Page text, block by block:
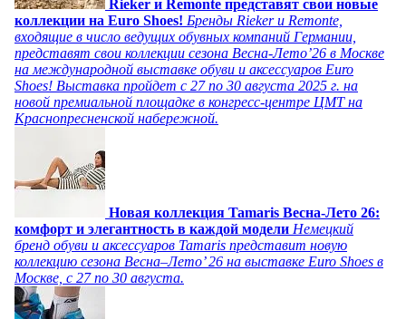
Rieker и Remonte представят свои новые
коллекции на Euro Shoes! Бренды Rieker и Remonte,
входящие в число ведущих обувных компаний Германии,
представят свои коллекции сезона Весна-Лето’26 в Москве
на международной выставке обуви и аксессуаров Euro
Shoes! Выставка пройдет c 27 по 30 августа 2025 г. на
новой премиальной площадке в конгресс-центре ЦМТ на
Краснопресненской набережной.
Новая коллекция Tamaris Весна-Лето 26:
комфорт и элегантность в каждой модели Немецкий
бренд обуви и аксессуаров Tamaris представит новую
коллекцию сезона Весна–Лето’ 26 на выставке Euro Shoes в
Москве, с 27 по 30 августа.